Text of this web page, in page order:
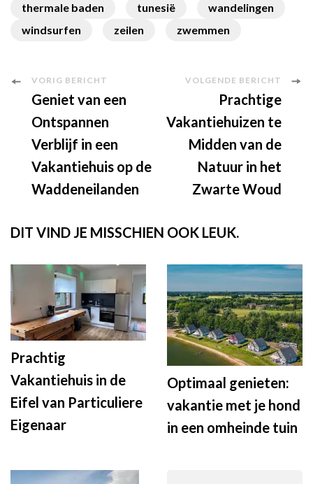
thermale baden
tunesië
wandelingen
windsurfen
zeilen zwemmen
Berichtnavigatie
VORIG BERICHT
Geniet van een
Ontspannen
Verblijf in een
Vakantiehuis op de
Waddeneilanden
VOLGENDE BERICHT
Prachtige
Vakantiehuizen te
Midden van de
Natuur in het
Zwarte Woud
DIT VIND JE MISSCHIEN OOK LEUK.
Prachtig
Vakantiehuis in de
Eifel van Particuliere
Eigenaar
Optimaal genieten:
vakantie met je hond
in een omheinde tuin